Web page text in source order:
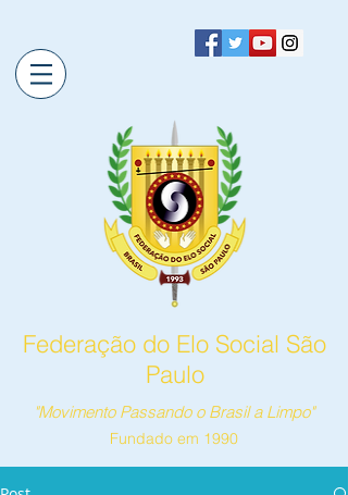
Federação do Elo Social São
Paulo
"Movimento Passando o Brasil a Limpo"
Fundado em 1990